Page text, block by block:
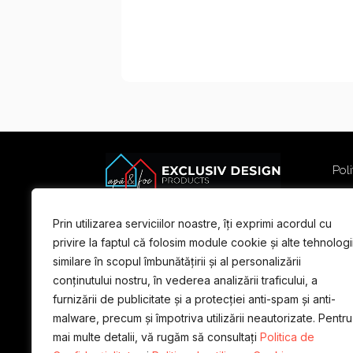
Prin utilizarea serviciilor noastre, îți exprimi acordul cu
privire la faptul că folosim module cookie și alte tehnologii
similare în scopul îmbunătățirii și al personalizării
conținutului nostru, în vederea analizării traficului, a
furnizării de publicitate și a protecției anti-spam și anti-
malware, precum și împotriva utilizării neautorizate. Pentru
mai multe detalii, vă rugăm să consultați Politica de